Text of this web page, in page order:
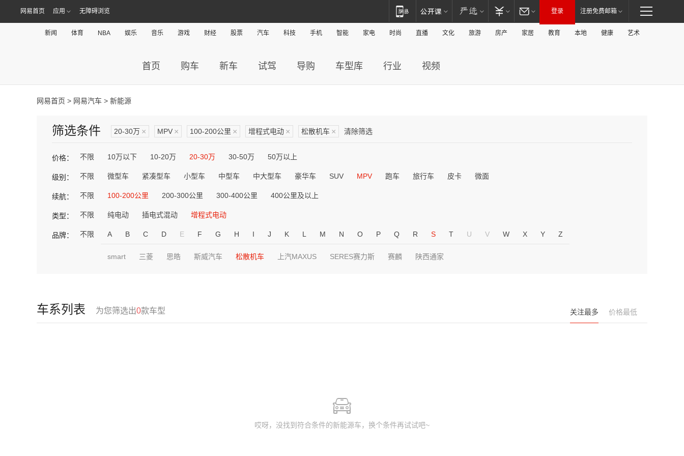
网易首页 应用 无障碍浏览 登录 注册免费邮箱
新闻 体育 NBA 娱乐 音乐 游戏 财经 股票 汽车 科技 手机 智能 家电 时尚 直播 文化 旅游 房产 家居 教育 本地 健康 艺术
首页 购车 新车 试驾 导购 车型库 行业 视频
网易首页 > 网易汽车 > 新能源
筛选条件 20-30万 × MPV × 100-200公里 × 增程式电动 × 松散机车 × 清除筛选
价格： 不限 10万以下 10-20万 20-30万 30-50万 50万以上
级别： 不限 微型车 紧凑型车 小型车 中型车 中大型车 豪华车 SUV MPV 跑车 旅行车 皮卡 微面
续航： 不限 100-200公里 200-300公里 300-400公里 400公里及以上
类型： 不限 纯电动 插电式混动 增程式电动
品牌： 不限 A B C D E F G H I J K L M N O P Q R S T U V W X Y Z
smart 三菱 思皓 斯威汽车 松散机车 上汽MAXUS SERES赛力斯 赛麟 陕西通家
车系列表 为您筛选出0款车型 关注最多 价格最低
哎呀，没找到符合条件的新能源车，换个条件再试试吧~